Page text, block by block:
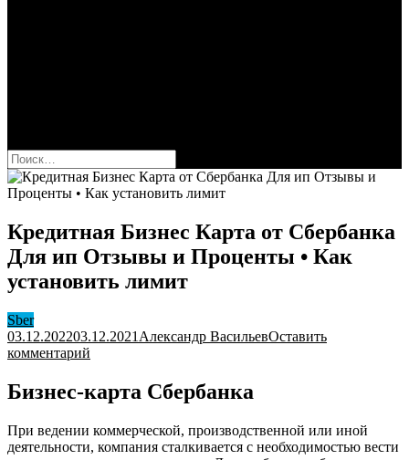
Найти:
Кредитная Бизнес Карта от Сбербанка
Для ип Отзывы и Проценты • Как
установить лимит
Sber
03.12.202203.12.2021 Александр ВасильевОставить
комментарий
Карта
Сбербанка
Для
Бизнес-карта Сбербанка
При ведении коммерческой, производственной или иной
деятельности, компания сталкивается с необходимостью вести